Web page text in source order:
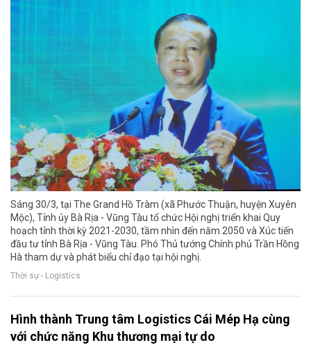
Sáng 30/3, tại The Grand Hồ Tràm (xã Phước Thuận, huyện Xuyên
Mộc), Tỉnh ủy Bà Rịa - Vũng Tàu tổ chức Hội nghị triển khai Quy
hoạch tỉnh thời kỳ 2021-2030, tầm nhìn đến năm 2050 và Xúc tiến
đầu tư tỉnh Bà Rịa - Vũng Tàu. Phó Thủ tướng Chính phủ Trần Hồng
Hà tham dự và phát biểu chỉ đạo tại hội nghị.
Thời sự - Logistics
Hình thành Trung tâm Logistics Cái Mép Hạ cùng
với chức năng Khu thương mại tự do